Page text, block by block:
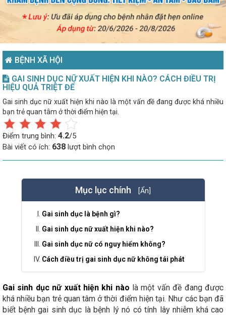
BỆNH XÃ HỘI
GAI SINH DỤC NỮ XUẤT HIỆN KHI NÀO? CÁCH ĐIỀU TRỊ
HIỆU QUẢ TRIỆT ĐỂ
Gai sinh dục nữ xuất hiện khi nào là một vấn đề đang được khá nhiều
bạn trẻ quan tâm ở thời điểm hiện tại.
Điểm trung bình: 4.2/5
Bài viết có ích: 638 lượt bình chọn
Mục lục chính [Ẩn]
Gai sinh dục là bệnh gì?
Gai sinh dục nữ xuất hiện khi nào?
Gai sinh dục nữ có nguy hiểm không?
Cách điều trị gai sinh dục nữ không tái phát
Gai sinh dục nữ xuất hiện khi nào là một vấn đề đang được
khá nhiều bạn trẻ quan tâm ở thời điểm hiện tại. Như các bạn đã
biết bệnh gai sinh dục là bệnh lý nó có tính lây nhiễm khá cao